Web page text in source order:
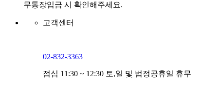
무통장입금 시 확인해주세요.
고객센터
02-832-3363
점심 11:30 ~ 12:30 토,일 및 법정공휴일 휴무